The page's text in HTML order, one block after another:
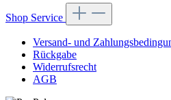
Shop Service
Versand- und
Rückgabe
Widerrufsrecht
AGB